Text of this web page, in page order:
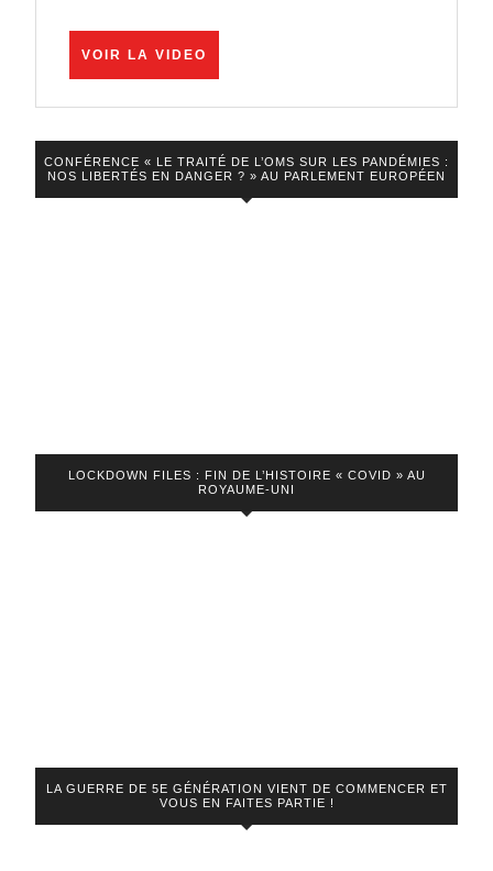
nos
principes
démocratiques»
VOIR LA VIDEO
CONFÉRENCE « LE TRAITÉ DE L’OMS SUR LES PANDÉMIES :
NOS LIBERTÉS EN DANGER ? » AU PARLEMENT EUROPÉEN
LOCKDOWN FILES : FIN DE L’HISTOIRE « COVID » AU
ROYAUME-UNI
LA GUERRE DE 5E GÉNÉRATION VIENT DE COMMENCER ET
VOUS EN FAITES PARTIE !